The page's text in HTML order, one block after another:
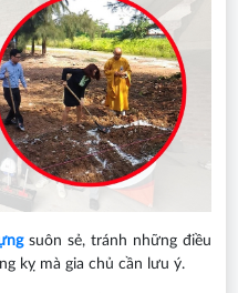
suôn sẻ, tránh những điều
kỵ mà gia chủ cần lưu ý.